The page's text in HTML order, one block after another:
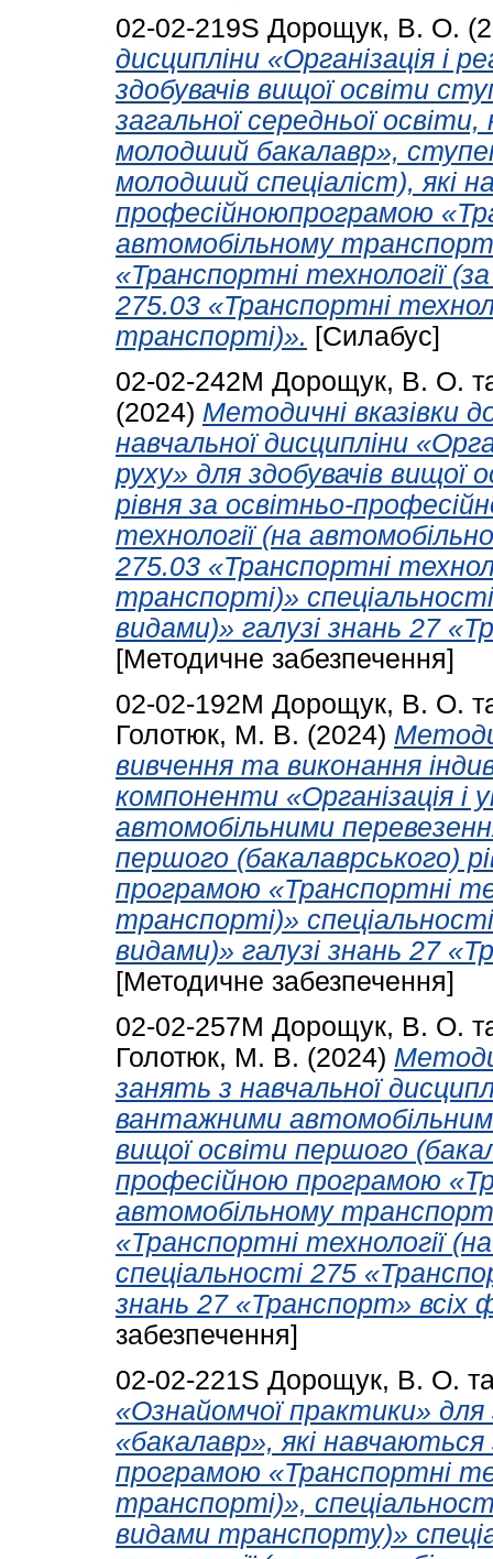
02-02-219S Дорощук, В. О.
дисципліни «Організація і
здобувачів вищої освіти
загальної середньої
молодший бакалавр»,
молодший спеціаліст), які
професійноюпрограмою
автомобільному
«Транспортні технології
275.03 «Транспортні
транспорті)». [Силабус]
02-02-242М Дорощук, В. О.
(2024) Методичні вказівки
навчальної дисципліни
руху» для здобувачів вищої
рівня за освітньо-
технології (на
275.03 «Транспортні
транспорті)»
видами)» галузі знань 27
[Методичне забезпечення]
02-02-192М Дорощук, В. О.
Голотюк, М. В. (2024)
вивчення та виконання
компоненти «Організація і
автомобільними
першого (бакалаврського)
програмою «Транспортні
транспорті)»
видами)» галузі знань 27
[Методичне забезпечення]
02-02-257М Дорощук, В. О.
Голотюк, М. В. (2024)
занять з навчальної
вантажними
вищої освіти першого
професійною програмою
автомобільному
«Транспортні технології
спеціальності 275
знань 27 «Транспорт» всіх
забезпечення]
02-02-221S Дорощук, В. О.
«Ознайомчої практики» для
«бакалавр», які
програмою «Транспортні
транспорті)»,
видами транспорту)»